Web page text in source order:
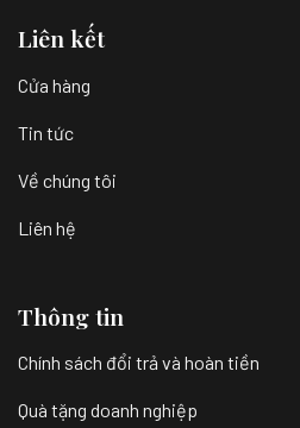
Liên kết
Cửa hàng
Tin tức
Về chúng tôi
Liên hệ
Thông tin
Chính sách đổi trả và hoàn tiền
Quà tặng doanh nghiệp